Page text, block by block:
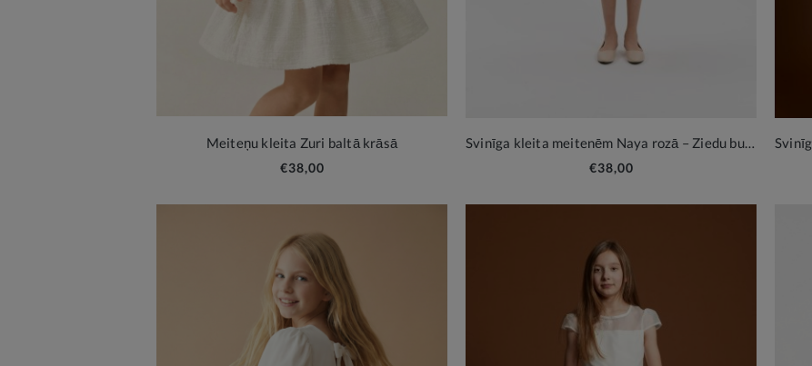
Meiteņu kleita Zuri baltā krāsā
€38,00
Svinīga kleita meitenēm Naya rozā – Ziedu burvība un elegance
€38,00